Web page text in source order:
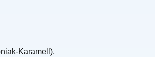
Karamell),